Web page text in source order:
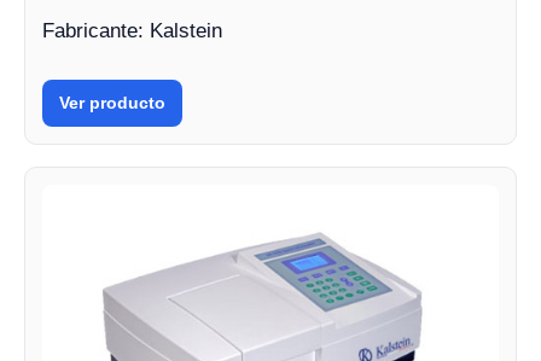
Fabricante: Kalstein
Ver producto